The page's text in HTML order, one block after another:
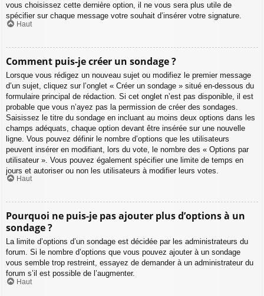
vous choisissez cette dernière option, il ne vous sera plus utile de
spécifier sur chaque message votre souhait d’insérer votre signature.
Haut
Comment puis-je créer un sondage ?
Lorsque vous rédigez un nouveau sujet ou modifiez le premier message
d’un sujet, cliquez sur l’onglet « Créer un sondage » situé en-dessous du
formulaire principal de rédaction. Si cet onglet n’est pas disponible, il est
probable que vous n’ayez pas la permission de créer des sondages.
Saisissez le titre du sondage en incluant au moins deux options dans les
champs adéquats, chaque option devant être insérée sur une nouvelle
ligne. Vous pouvez définir le nombre d’options que les utilisateurs
peuvent insérer en modifiant, lors du vote, le nombre des « Options par
utilisateur ». Vous pouvez également spécifier une limite de temps en
jours et autoriser ou non les utilisateurs à modifier leurs votes.
Haut
Pourquoi ne puis-je pas ajouter plus d’options à un
sondage ?
La limite d’options d’un sondage est décidée par les administrateurs du
forum. Si le nombre d’options que vous pouvez ajouter à un sondage
vous semble trop restreint, essayez de demander à un administrateur du
forum s’il est possible de l’augmenter.
Haut